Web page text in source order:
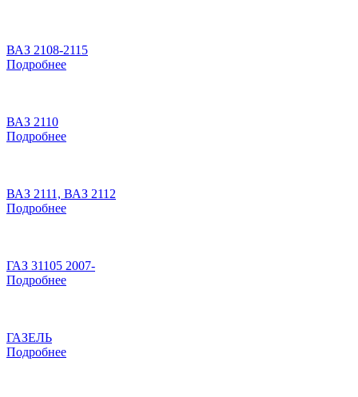
ВАЗ 2108-2115
Подробнее
ВАЗ 2110
Подробнее
ВАЗ 2111, ВАЗ 2112
Подробнее
ГАЗ 31105 2007-
Подробнее
ГАЗЕЛЬ
Подробнее